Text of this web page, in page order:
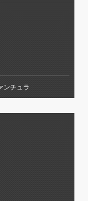
ンチュラ